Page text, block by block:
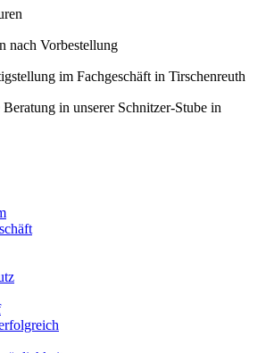
nach Vorbestellung
im Fachgeschäft in Tirschenreuth
in unserer Schnitzer-Stube in